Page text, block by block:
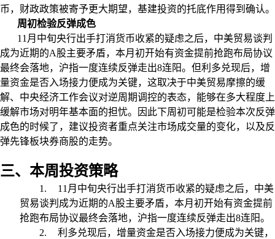
币，财政政策被寄予更大期望，基建投资的托底作用得到确认。
周初检验反弹成色
11 月中旬央行出手打消货币收紧的疑虑之后，中美贸易谈判
成为近期的A股主要矛盾，本月初开始有资金提前抢跑布局协议
最终会落地，沪指一度连续反弹走出8连阳。但利多兑现后，增
量资金是否入场接力便成为关键，这取决于中美贸易摩擦的缓
解、中央经济工作会议对逆周期调控的表态，能够在多大程度上
缓解市场对明年基本面的担忧。因此下周初可能是检验本次反弹
成色的时候了，建议投资者重点关注市场成交量的变化，以及反
弹先锋板块券商股的走势。
三、本周投资策略
1. 11 月中旬央行出手打消货币收紧的疑虑之后，中美
贸易谈判成为近期的A股主要矛盾，本月初开始有资金提前
抢跑布局协议最终会落地，沪指一度连续反弹走出8连阳。
2.
利多兑现后，增量资金是否入场接力便成为关键，